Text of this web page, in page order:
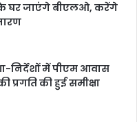
के घर जाएंगे बीएलओ, करेंगे
निर्देशों में पीएम आवास
प्रगति की हुई समीक्षा